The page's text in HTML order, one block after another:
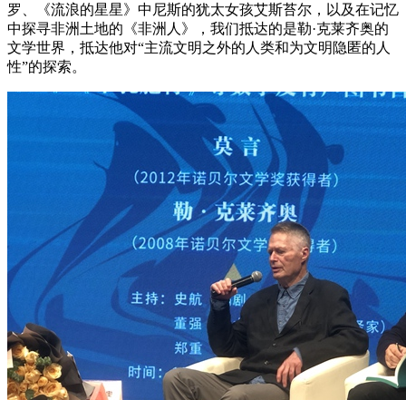
罗、《流浪的星星》中尼斯的犹太女孩艾斯苔尔，以及在记忆
中探寻非洲土地的《非洲人》，我们抵达的是勒·克莱齐奥的
文学世界，抵达他对“主流文明之外的人类和为文明隐匿的人
性”的探索。